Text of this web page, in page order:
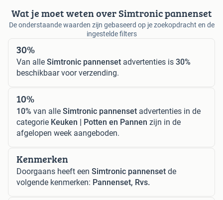
Wat je moet weten over Simtronic pannenset
De onderstaande waarden zijn gebaseerd op je zoekopdracht en de
ingestelde filters
30%
Van alle Simtronic pannenset advertenties is 30%
beschikbaar voor verzending.
10%
10% van alle Simtronic pannenset advertenties in de
categorie Keuken | Potten en Pannen zijn in de
afgelopen week aangeboden.
Kenmerken
Doorgaans heeft een Simtronic pannenset de
volgende kenmerken: Pannenset, Rvs.